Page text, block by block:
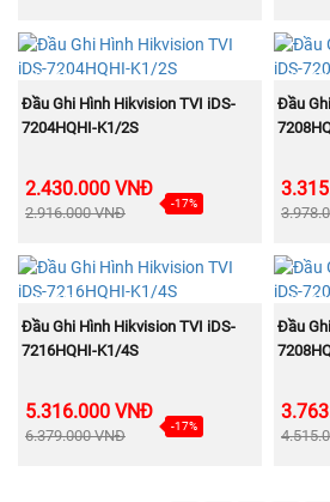
BÁN
CHẠY
MUA NGAY
Đầu Ghi Hình Hikvision TVI iDS-
7204HQHI-K1/2S
2.430.000 VNĐ
2.916.000 VNĐ
-17%
BÁN
CHẠY
Đầu
BÁN
CHẠY
MUA NGAY
Đầu Ghi Hình Hikvision TVI iDS-
7216HQHI-K1/4S
5.316.000 VNĐ
6.379.000 VNĐ
-17%
BÁN
CHẠY
Đầu